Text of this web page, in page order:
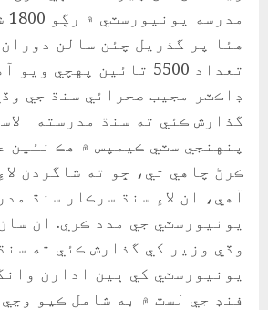
هئا پر گذريل چئن سالن
تعداد 5500 تائين پهچي ويو آهي.
ڊاڪٽر مجيب صحرائي سنڌ جي
گذارش ڪئي ته سنڌ مدرسته
پنهنجي سٽي ڪيمپس ۾ هڪ نئين
ڪرڻ چاهي ٿي، ڇو ته شاگردن
آهي، ان لاءِ سنڌ سرڪار سنڌ
يونيورسٽي جي مدد ڪري. ان
وڏي وزير کي گذارش ڪئي ته
يونيورسٽي کي ٻين ادارن
فنڊ جي لسٽ ۾ به شامل ڪيو